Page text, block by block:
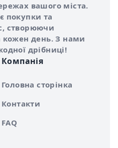
вашого міста.
покупки та
створюючи
кожен день. З нами
дрібниці!
Компанія
Головна сторінка
Контакти
FAQ